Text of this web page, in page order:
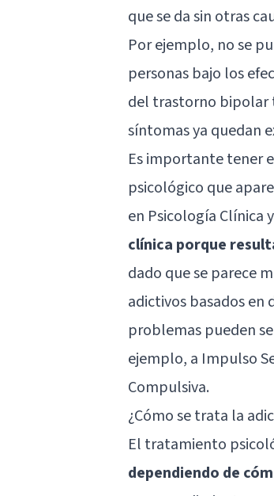
que se da sin otras
Por ejemplo, no se
personas bajo los
del trastorno bipolar
síntomas ya quedan
Es importante tener
psicológico que
en Psicología Clínica
clínica porque
dado que se parece
adictivos basados en
problemas pueden
ejemplo, a Impulso
Compulsiva.
¿Cómo se trata la
El tratamiento
dependiendo de